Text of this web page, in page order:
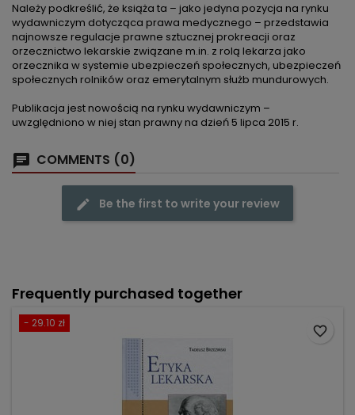
Należy podkreślić, że książa ta – jako jedyna pozycja na rynku
wydawniczym dotycząca prawa medycznego – przedstawia
najnowsze regulacje prawne sztucznej prokreacji oraz
orzecznictwo lekarskie związane m.in. z rolą lekarza jako
orzecznika w systemie ubezpieczeń społecznych, ubezpieczeń
społecznych rolników oraz emerytalnym służb mundurowych.
Publikacja jest nowością na rynku wydawniczym –
uwzględniono w niej stan prawny na dzień 5 lipca 2015 r.
COMMENTS (0)
Be the first to write your review
Frequently purchased together
- 29.10 zł
favorite_border